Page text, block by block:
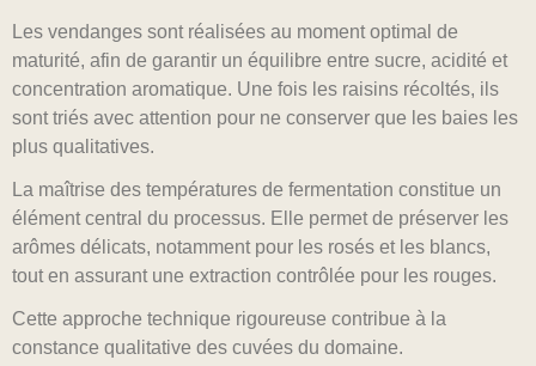
Les vendanges sont réalisées au moment optimal de
maturité, afin de garantir un équilibre entre sucre, acidité et
concentration aromatique. Une fois les raisins récoltés, ils
sont triés avec attention pour ne conserver que les baies les
plus qualitatives.
La maîtrise des températures de fermentation constitue un
élément central du processus. Elle permet de préserver les
arômes délicats, notamment pour les rosés et les blancs,
tout en assurant une extraction contrôlée pour les rouges.
Cette approche technique rigoureuse contribue à la
constance qualitative des cuvées du domaine.